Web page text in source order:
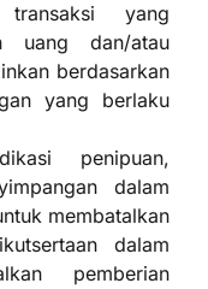
yang
uang dan/atau
berdasarkan
yang berlaku
penipuan,
dalam
membatalkan
dalam
pemberian